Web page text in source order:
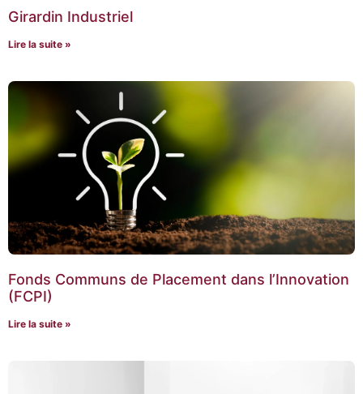
Girardin Industriel
Lire la suite »
Fonds Communs de Placement dans l’Innovation
(FCPI)
Lire la suite »